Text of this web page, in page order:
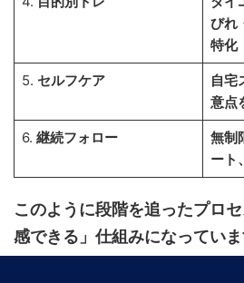
びれ
特化
5. セルフケア
自宅
意点
6. 継続フォロー 無制
ート
このように段階を追ったプロ
感できる」仕組みになっていま